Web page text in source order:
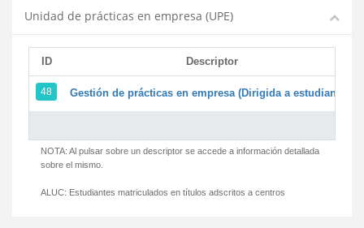
Unidad de prácticas en empresa (UPE)
ID Descriptor
48 Gestión de prácticas en empresa (Dirigida a estudiantes)
NOTA: Al pulsar sobre un descriptor se accede a información detallada
sobre el mismo.
ALUC: Estudiantes matriculados en títulos adscritos a centros